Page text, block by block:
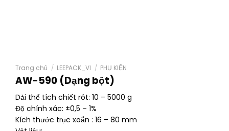
Trang chủ / LEEPACK_VI / PHỤ KIỆN
AW-590 (Dạng bột)
Dải thể tích chiết rót: 10 – 5000 g
Độ chính xác: ±0,5 – 1%
Kích thước trục xoắn : 16 – 80 mm